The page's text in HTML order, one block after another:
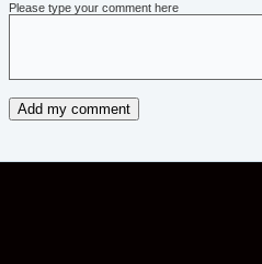
Please type your comment here